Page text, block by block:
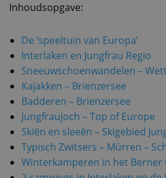
Inhoudsopgave:
De ‘speeltuin van Europa’
Interlaken en Jungfrau Regio
Sneeuwschoenwandelen –
Kajakken – Brienzersee
Badderen – Brienzersee
Jungfraujoch –Top of Europe
Skiën en sleeën – Skigebied
Typisch Zwitsers – Mürren –
Winterkamperen in het Berner